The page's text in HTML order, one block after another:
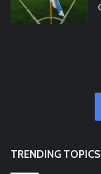
TRENDING TOPICS